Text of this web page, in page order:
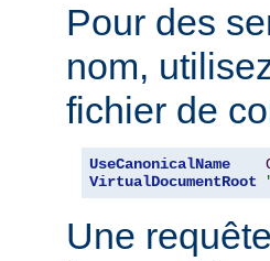
Pour des
nom,
fichier de
UseCanonicalName
VirtualDocumentRoot
Une